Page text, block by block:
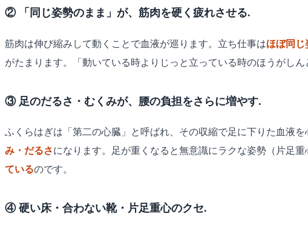
② 「同じ姿勢のまま」が、筋肉を硬く疲れさせる.
筋肉は伸び縮みして動くことで血液が巡ります。立ち仕事はほぼ同じ
がたまります。「動いている時よりじっと立っている時のほうがしん
③ 足のだるさ・むくみが、腰の負担をさらに増やす.
ふくらはぎは「第二の心臓」と呼ばれ、その収縮で足に下りた血液
み・だるさになります。足が重くなると無意識にラクな姿勢（片足
ているのです。
④ 硬い床・合わない靴・片足重心のクセ.